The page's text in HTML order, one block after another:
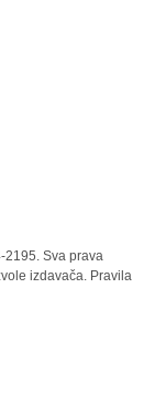
2195. Sva prava
izdavača. Pravila